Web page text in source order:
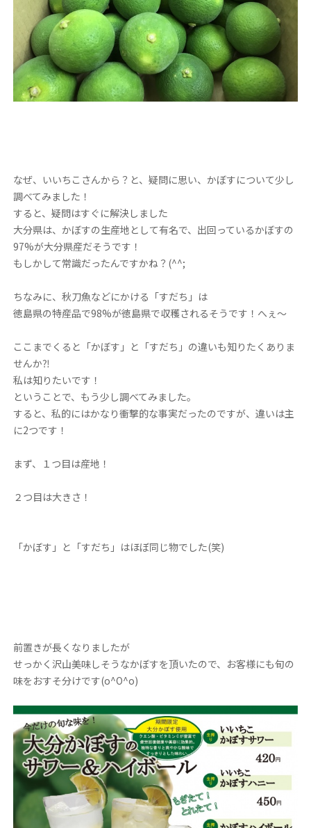
なぜ、いいちこさんから？と、疑問に思い、かぼすについて少し
調べてみました！
すると、疑問はすぐに解決しました
大分県は、かぼすの生産地として有名で、出回っているかぼすの
97%が大分県産だそうです！
もしかして常識だったんですかね？(^^;
ちなみに、秋刀魚などにかける「すだち」は
徳島県の特産品で98%が徳島県で収穫されるそうです！へぇ〜
ここまでくると「かぼす」と「すだち」の違いも知りたくありま
せんか⁈
私は知りたいです！
ということで、もう少し調べてみました。
すると、私的にはかなり衝撃的な事実だったのですが、違いは主
に2つです！
まず、１つ目は産地！
２つ目は大きさ！
「かぼす」と「すだち」はほぼ同じ物でした(笑)
前置きが長くなりましたが
せっかく沢山美味しそうなかぼすを頂いたので、お客様にも旬の
味をおすそ分けです(o^O^o)